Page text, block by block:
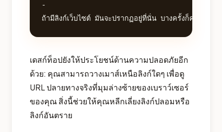
-
เดสก์ท็อปยังให้ประโยชน์ด้านความปลอดภัยอีก
ด้วย: คุณสามารถวางเมาส์เหนือลิงก์ใดๆ เพื่อดู
URL ปลายทางจริงที่มุมล่างซ้ายของเบราว์เซอร์
ของคุณ สิ่งนี้ช่วยให้คุณหลีกเลี่ยงลิงก์ปลอมหรือ
ลิงก์อันตราย